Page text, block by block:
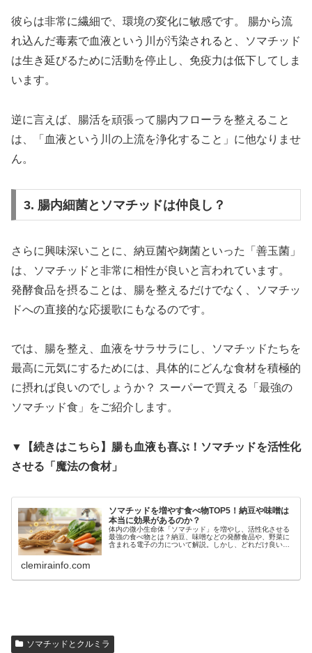
彼らは非常に繊細で、環境の変化に敏感です。 腸から流
れ込んだ毒素で血液という川が汚染されると、ソマチッド
は生き延びるために活動を停止し、免疫力は低下してしま
います。
逆に言えば、腸活を頑張って腸内フローラを整えること
は、「血液という川の上流を浄化すること」に他なりませ
ん。
3. 腸内細菌とソマチッドは仲良し？
さらに興味深いことに、納豆菌や麹菌といった「善玉菌」
は、ソマチッドと非常に相性が良いと言われています。
発酵食品を摂ることは、腸を整えるだけでなく、ソマチッ
ドへの直接的な応援歌にもなるのです。
では、腸を整え、血液をサラサラにし、ソマチッドたちを
最高に元気にするためには、具体的にどんな食材を積極的
に摂れば良いのでしょうか？ スーパーで買える「最強の
ソマチッド食」をご紹介します。
▼【続きはこちら】腸も血液も喜ぶ！ソマチッドを活性化
させる「魔法の食材」
ソマチッドを増やす食べ物TOP5！納豆や味噌は
本当に効果があるのか？
体内の微小生命体「ソマチッド」を増やし、活性化させる
最強の食べ物とは？納豆、味噌などの発酵食品や、野菜に
含まれる電子の力について解説。しかし、どれだけ良い食
clemirainfo.com
ソマチッドとクルミラ